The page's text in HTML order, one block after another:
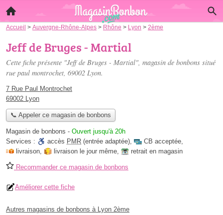
Accueil > Auvergne-Rhône-Alpes > Rhône > Lyon > 2ème
Jeff de Bruges - Martial
Cette fiche présente "Jeff de Bruges - Martial", magasin de bonbons situé
rue paul montrochet, 69002 Lyon.
7 Rue Paul Montrochet
69002 Lyon
📞 Appeler ce magasin de bonbons
Magasin de bonbons - Ouvert jusqu'à 20h
Services :
accès PMR (entrée adaptée), CB acceptée,
livraison, livraison le jour même, retrait en magasin
Recommander ce magasin de bonbons
Améliorer cette fiche
Autres magasins de bonbons à Lyon 2ème